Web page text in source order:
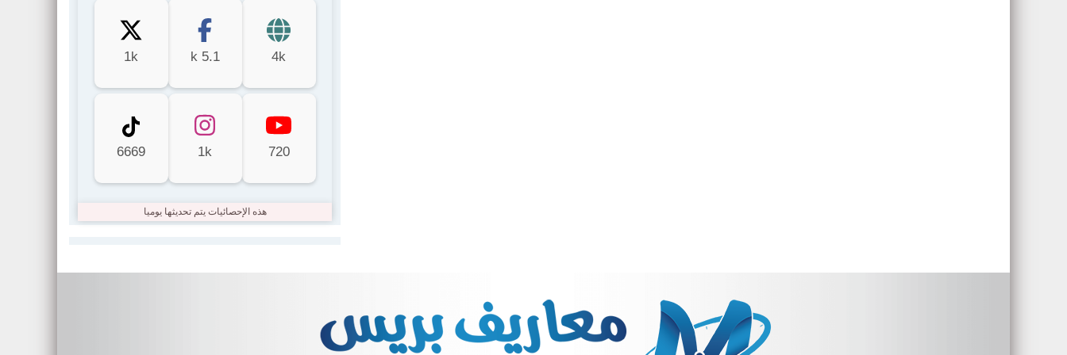
4k
5.1 k
1k
720
1k
6669
هذه الإحصائيات يتم تحديثها يوميا